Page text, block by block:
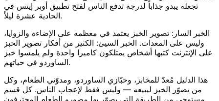
تجعله يبدو جذاباً لدرجة تدفع الناس لفتح تطبيق أوبر إيتس في
الحادية عشرة ليلاً.
الخبر السار: تصوير الخبز يعتمد في معظمه على الإضاءة والزوايا،
وليس على المعدات. الخبر السيئ: الكثير من أفكار تصوير الخبز
على الإنترنت كتبها أشخاص يمتلكون كاميرا واحدة ولم يلمسوا خبز
الساوردو في حياتهم.
هذا الدليل مُعدّ للمخابز، وخبّازي الساوردو، ومدوّني الطعام، وكل
من يصوّر الخبز ليبيعه — وليس فقط لإعجاب الناس. كل قسم